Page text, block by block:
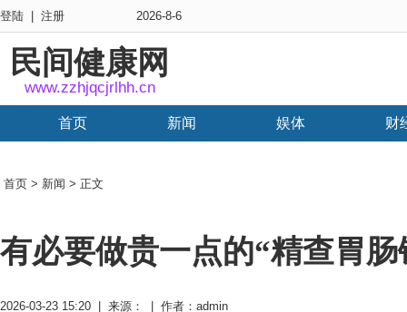
登陆 注册 2026-8-6
民间健康网
www.zzhjqcjrlhh.cn
首页 新闻 娱体 财
首页 > 新闻 > 正文
有必要做贵一点的“精查胃肠
2026-03-23 15:20 | 来源： | 作者：admin